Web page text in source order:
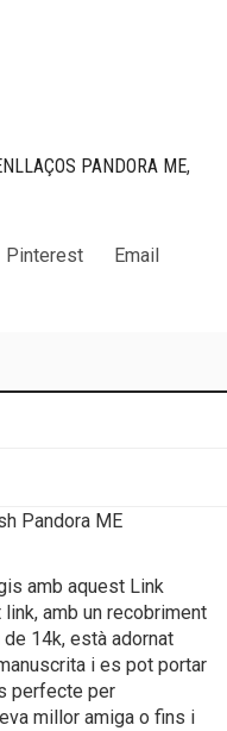
PANDORA ME,
Pinterest Email
Pandora ME
amb aquest Link
amb un recobriment
14k, està adornat
i es pot portar
perfecte per
millor amiga o fins i